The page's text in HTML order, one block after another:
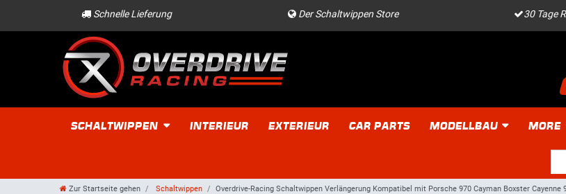
Schnelle Lieferung Der Schaltwippen Store 30 Tage
SCHALTWIPPEN INTERIEUR EXTERIEUR CAR PARTS MODELLBAU MORE
Zur Startseite gehen Schaltwippen Overdrive-Racing Schaltwippen Verlängerung Kompatibel mit Porsche 970 Cayman Boxster Cayenne